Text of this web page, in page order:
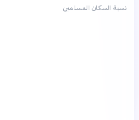
السكان المسلمين